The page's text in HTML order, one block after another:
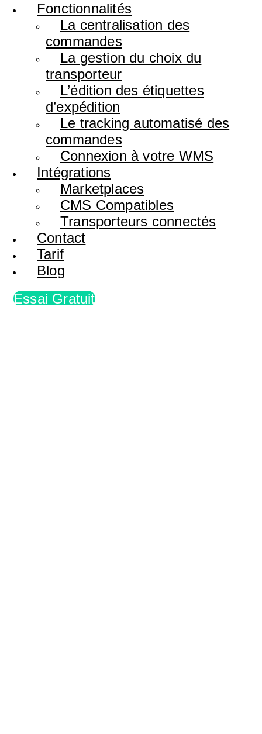
Fonctionnalités
La centralisation des
commandes
La gestion du choix du
transporteur
L’édition des étiquettes
d’expédition
Le tracking automatisé des
commandes
Connexion à votre WMS
Intégrations
Marketplaces
CMS Compatibles
Transporteurs connectés
Contact
Tarif
Blog
Essai Gratuit